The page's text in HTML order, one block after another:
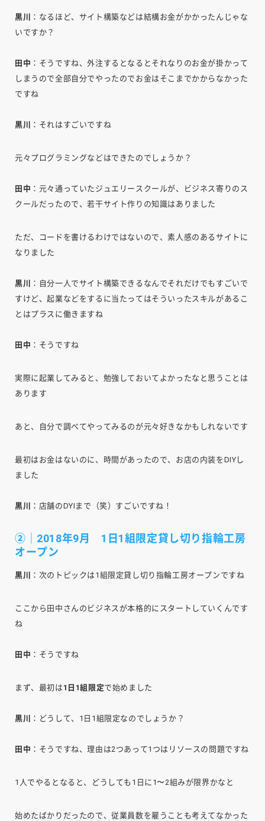
黒川
：なるほど、サイト構築などは結構お金がかかったんじゃな
いですか？
田中 ：そうですね、外注するとなるとそれなりのお金が掛かって
しまうので全部自分でやったのでお金はそこまでかからなかった
ですね
黒川 ：それはすごいですね
元々プログラミングなどはできたのでしょうか？
田中 ：元々通っていたジュエリースクールが、ビジネス寄りのス
クールだったので、若干サイト作りの知識はありました
ただ、コードを書けるわけではないので、素人感のあるサイトに
なりました
黒川
：自分一人でサイト構築できるなんでそれだけでもすごいで
すけど、起業などをするに当たってはそういったスキルがあるこ
とはプラスに働きますね
田中 ：そうですね
実際に起業してみると、勉強しておいてよかったなと思うことは
あります
あと、自分で調べてやってみるのが元々好きなかもしれないです
最初はお金はないのに、時間があったので、お店の内装をDIYし
ました
黒川 ：店舗のDYIまで（笑）すごいですね！
②｜2018年9月 1日1組限定貸し切り指輪工房
オープン
黒川 ：次のトピックは1組限定貸し切り指輪工房オープンですね
ここから田中さんのビジネスが本格的にスタートしていくんです
ね
田中 ：そうですね
まず、最初は1日1組限定で始めました
黒川 ：どうして、1日1組限定なのでしょうか？
田中 ：そうですね、理由は2つあって1つはリソースの問題ですね
1人でやるとなると、どうしても1日に1〜2組みが限界かなと
始めたばかりだったので、従業員数を雇うことも考えてなかった